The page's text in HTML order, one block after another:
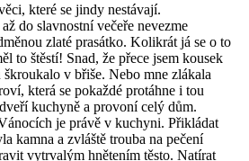
které se jindy nestávají.
do slavnostní večeře nevezme
zlaté prasátko. Kolikrát já se o to
to štěstí! Snad, že přece jsem kousek
v břiše. Nebo mne zlákala
která se pokaždé protáhne i tou
kuchyně a provoní celý dům.
je právě v kuchyni. Přikládat
kamna a zvláště trouba na pečení
vytrvalým hnětením těsto. Natírat